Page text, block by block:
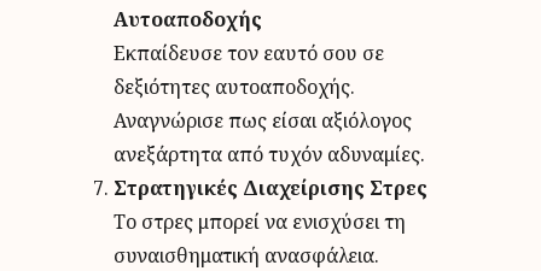
Αυτοαποδοχής
Εκπαίδευσε τον εαυτό σου σε
δεξιότητες αυτοαποδοχής.
Αναγνώρισε πως είσαι αξιόλογος
ανεξάρτητα από τυχόν αδυναμίες.
Στρατηγικές Διαχείρισης Στρες
Το στρες μπορεί να ενισχύσει τη
συναισθηματική ανασφάλεια.